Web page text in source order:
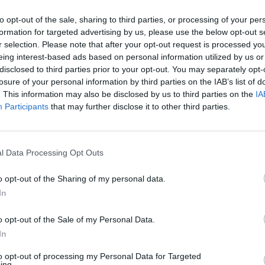
opt-out of the sale, sharing to third parties, or processing of your
for targeted advertising by us, please use the below opt-out
selection. Please note that after your opt-out request is processed
interest-based ads based on personal information utilized by us
to third parties prior to your opt-out. You may separately
of your personal information by third parties on the IAB’s list of
This information may also be disclosed by us to third parties on the
Participants that may further disclose it to other third parties.
Data Processing Opt Outs
opt-out of the Sharing of my personal data.
opt-out of the Sale of my Personal Data.
opt-out of processing my Personal Data for Targeted
Nessun biglietto aP1TRAVEL
Nessun biglietto a CDISCOUNT
Nessun biglietto aTICKETMASTER
Nessun biglietto aFNAC
Partite Bielorussia Albania
Albania